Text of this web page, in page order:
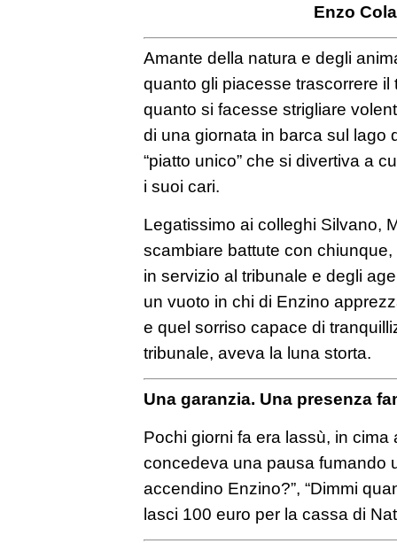
Enzo
Amante della natura e degli
quanto gli piacesse trascorrere il
quanto si facesse strigliare
di una giornata in barca sul lago
“piatto unico” che si divertiva a
i suoi cari.
Legatissimo ai colleghi Silvano,
scambiare battute con
in servizio al tribunale e degli
un vuoto in chi di Enzino
e quel sorriso capace di
tribunale, aveva la luna storta.
Una garanzia. Una presenza
Pochi giorni fa era lassù, in cima
concedeva una pausa fumando
accendino Enzino?”, “Dimmi
lasci 100 euro per la cassa di